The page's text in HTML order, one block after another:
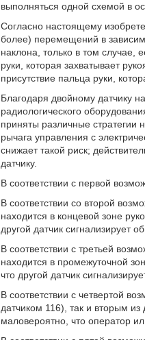
выполняться одной схемой в
Согласно настоящему
более) перемещений в
наклона, только в том случае,
руки, которая захватывает
присутствие пальца руки,
Благодаря двойному датчику
радиологического
приняты различные стратегии
рычага управления с
снижает такой риск;
датчику.
В соответствии с первой
В соответствии со второй
находится в концевой зоне
другой датчик сигнализирует
В соответствии с третьей
находится в промежуточной
что другой датчик
В соответствии с четвертой
датчиком 116), так и вторым
маловероятно, что оператор